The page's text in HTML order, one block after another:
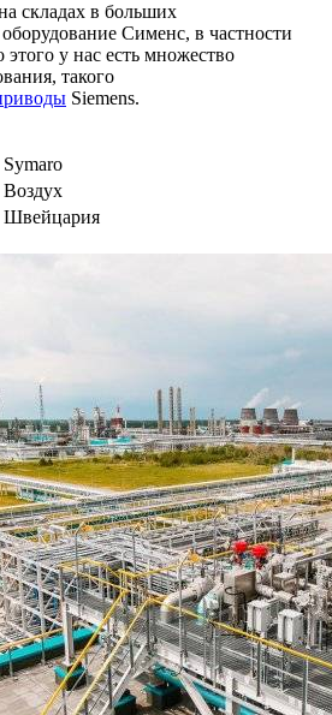
складах в больших
оборудование Сименс, в частности
у нас есть множество
такого
Siemens.
Symaro
Воздух
Швейцария